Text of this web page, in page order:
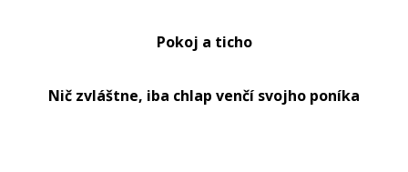
Pokoj a ticho
Nič zvláštne, iba chlap venčí svojho poníka